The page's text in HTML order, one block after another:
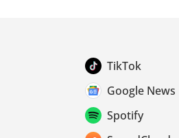
TikTok
Google News
Spotify